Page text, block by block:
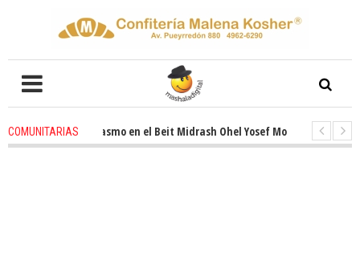
COMUNITARIAS
entusiasmo en el Beit Midrash Ohel Yosef Moshe 1 months ago